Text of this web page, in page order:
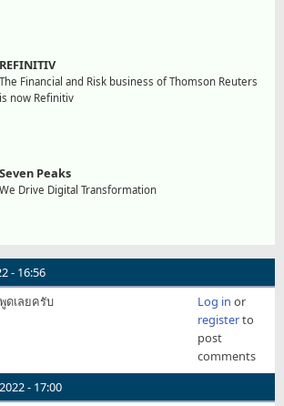
REFINITIV
The Financial and Risk business of Thomson Reuters
is now Refinitiv
Seven Peaks
We Drive Digital Transformation
- 16:56
ดเลยครับ
Log in or
registerto
post
comments
- 17:00